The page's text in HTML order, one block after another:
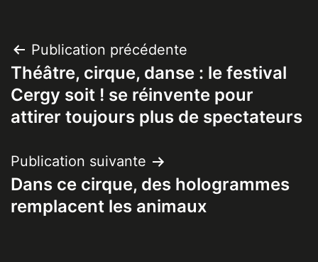
Navigation
de
l’article
Publication précédente
Théâtre, cirque, danse : le festival
Cergy soit ! se réinvente pour
attirer toujours plus de spectateurs
Publication suivante
Dans ce cirque, des hologrammes
remplacent les animaux